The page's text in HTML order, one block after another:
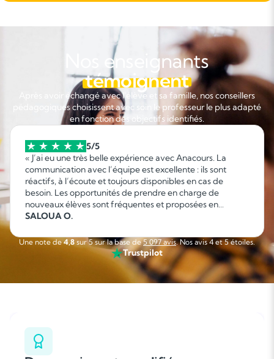
Nos enseignants
témoignent
Après avoir échangé avec l'élève et sa famille, nos conseillers
pédagogiques choisissent avec soin le professeur le plus adapté
en fonction des objectifs identifiés.
5/5
« J’ai eu une très belle expérience avec Anacours. La
communication avec l’équipe est excellente : ils sont
réactifs, à l’écoute et toujours disponibles en cas de
besoin. Les opportunités de prendre en charge de
nouveaux élèves sont fréquentes et proposées en
fonction de mes disponibilités, ce qui permet d’organiser
sérieuse, flexible et agréable que je recommande sans
SALOUA O.
Une note de4,8sur 5 sur la base de5 097 avis. Nos avis 4 et 5 étoiles.
Trustpilot